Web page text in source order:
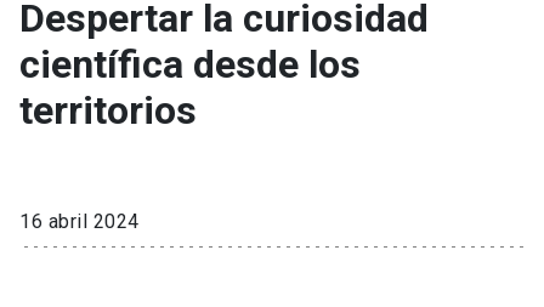
Internacionalización launch
Universidad
Despertar la curiosidad
científica desde los
territorios
16 abril 2024